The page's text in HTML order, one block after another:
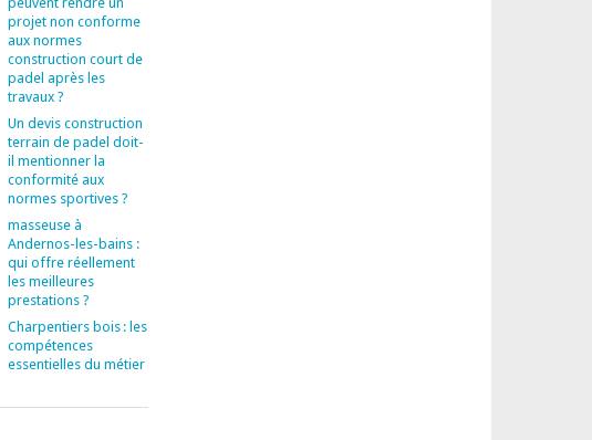
projet non conforme
aux normes
construction court de
padel après les
travaux ?
Un devis construction
terrain de padel doit-
il mentionner la
conformité aux
normes sportives ?
masseuse à
Andernos-les-bains :
qui offre réellement
les meilleures
prestations ?
Charpentiers bois : les
compétences
essentielles du métier